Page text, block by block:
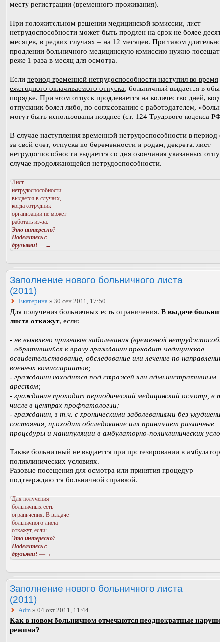
месту регистрации (временного проживания).
При положительном решении медицинской комиссии, лист
нетрудоспособности может быть продлен на срок не более
месяцев, в редких случаях – на 12 месяцев. При таком
продлении больничного медицинскую комиссию нужно
реже 1 раза в месяц для осмотра.
Если период временной нетрудоспособности наступил во время
ежегодного оплачиваемого отпуска, больничный выдается в
порядке. При этом отпуск продлевается на количество дней,
отпускник болел либо, по согласованию с работодателем,
могут быть использованы позднее (ст. 124 Трудового кодекса
В случае наступления временной нетрудоспособности в период
за свой счет, отпуска по беременности и родам, декрета, лист
нетрудоспособности выдается со дня окончания указанных
случае продолжающейся нетрудоспособности.
Лист
нетрудоспособности
выдается в случаях,
когда сотрудник
организации не может
работать из-за:
Это интересно?
Поделитесь с
друзьями! —→
Заполнение нового больничного листа
(2011)
Екатерина » 30 сен 2011, 17:50
Для получения больничных есть ограничения. В выдаче
листа откажут, если:
- не выявлено признаков заболевания (временной
- обратившийся к врачу гражданин проходит медицинское
освидетельствование, обследование или лечение по
военных комиссариатов;
- гражданин находится под стражей или административным
арестом;
- гражданин проходит периодический медицинский осмотр, в
числе в центрах профпатологии;
- гражданин, в т.ч. с хроническими заболеваниями без
состояния, проходит обследование или принимает различные
процедуры и манипуляции в амбулаторно-поликлинических
Также больничный не выдается при протезировании в
поликлинических условиях.
Разовые посещения для осмотра или принятия процедур
подтверждаются больничной справкой.
Для получения
больничных есть
ограничения. В выдаче
больничного листа
откажут, если:
Это интересно?
Поделитесь с
друзьями! —→
Заполнение нового больничного листа
(2011)
Adm » 04 окт 2011, 11:44
Как в новом больничном отмечаются неоднократные
режима?